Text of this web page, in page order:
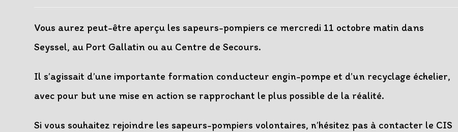
publication :
Vous aurez peut-être aperçu les sapeurs-pompiers ce mercredi 11 octobre matin dans
Seyssel, au Port Gallatin ou au Centre de Secours.
Il s’agissait d’une importante formation conducteur engin-pompe et d’un recyclage échelier,
avec pour but une mise en action se rapprochant le plus possible de la réalité.
Si vous souhaitez rejoindre les sapeurs-pompiers volontaires, n’hésitez pas à contacter le CIS